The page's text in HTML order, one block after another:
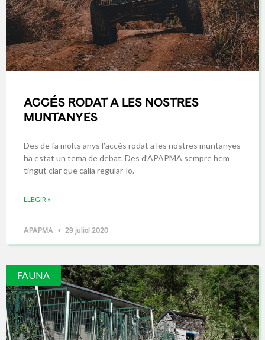
ACCÉS RODAT A LES NOSTRES
MUNTANYES
Des de fa molts anys l’accés rodat a les nostres muntanyes
ha estat un tema de debat. Des d’APAPMA sempre hem
tingut clar que calia regular-lo.
LLEGIR »
APAPMA 29 juliol 2020
FAUNA